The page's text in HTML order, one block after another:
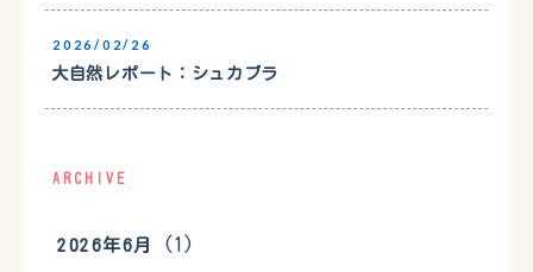
2026/02/26
大自然レポート：シュカブラ
ARCHIVE
2026年6月 (1)